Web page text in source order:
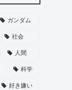
ガンダム
社会
人間
科学
好き嫌い